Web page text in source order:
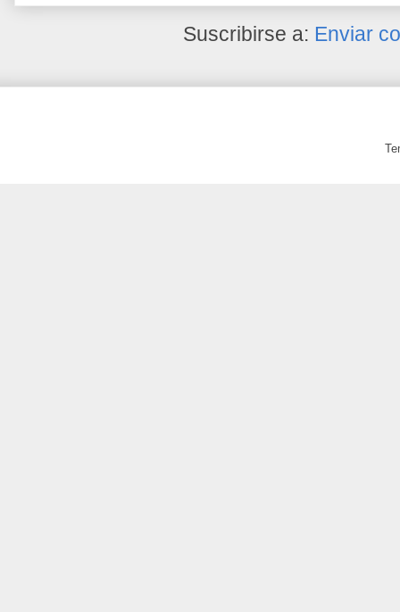
Suscribirse a: Enviar